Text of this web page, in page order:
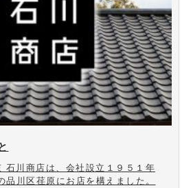
石川商店は、会社設立１９５１年
品川区荏原にお店を構えました。